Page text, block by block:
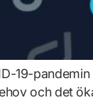
19-
och det